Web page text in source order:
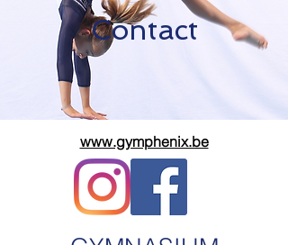
Contact
www.gymphenix.be